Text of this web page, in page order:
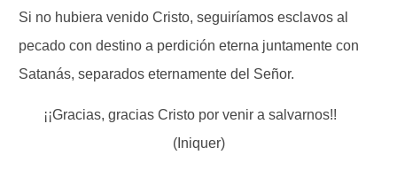
Si no hubiera venido Cristo, seguiríamos esclavos al
pecado con destino a perdición eterna juntamente con
Satanás, separados eternamente del Señor.
¡¡Gracias, gracias Cristo por venir a salvarnos!!
(Iniquer)